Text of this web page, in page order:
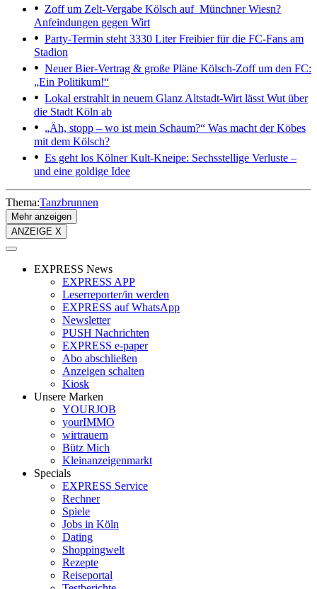
Zoff um Zelt-Vergabe Kölsch auf Münchner Wiesn?
Anfeindungen gegen Wirt
Party-Termin steht 3330 Liter Freibier für die FC-Fans am
Stadion
Neuer Bier-Vertrag & große Pläne Kölsch-Zoff um den FC:
„Ein Politikum!“
Lokal erstrahlt in neuem Glanz Altstadt-Wirt lässt Wut über
die Stadt Köln ab
„Äh, stopp – wo ist mein Schaum?“ Was macht der Köbes
mit dem Kölsch?
Es geht los Kölner Kult-Kneipe: Sechsstellige Verluste –
und eine goldige Idee
Thema:Tanzbrunnen
Mehr anzeigen
ANZEIGE X
EXPRESS News
EXPRESS APP
Leserreporter/in werden
EXPRESS auf WhatsApp
Newsletter
PUSH Nachrichten
EXPRESS e-paper
Abo abschließen
Anzeigen schalten
Kiosk
Unsere Marken
YOURJOB
yourIMMO
wirtrauern
Bütz Mich
Kleinanzeigenmarkt
Specials
EXPRESS Service
Rechner
Spiele
Jobs in Köln
Dating
Shoppingwelt
Rezepte
Reiseportal